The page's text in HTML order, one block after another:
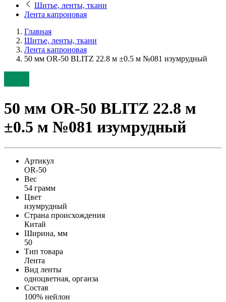
Шитье, ленты, ткани
Лента капроновая
Главная
Шитье, ленты, ткани
Лента капроновая
50 мм OR-50 BLITZ 22.8 м ±0.5 м №081 изумрудный
50 мм OR-50 BLITZ 22.8 м
±0.5 м №081 изумрудный
Артикул
OR-50
Вес
54 грамм
Цвет
изумрудный
Страна происхождения
Китай
Ширина, мм
50
Тип товара
Лента
Вид ленты
одноцветная, органза
Состав
100% нейлон